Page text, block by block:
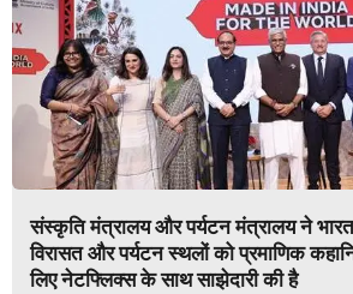
संस्कृति मंत्रालय और पर्यटन मंत्रालय ने
विरासत और पर्यटन स्थलों को प्रमाणिक
लिए नेटफ्लिक्स के साथ साझेदारी की है